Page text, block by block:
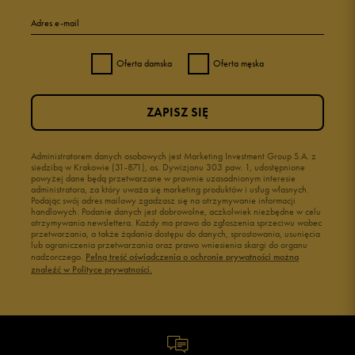
Adres e-mail
Oferta damska Oferta męska
Administratorem danych osobowych jest Marketing Investment Group S.A. z
siedzibą w Krakowie (31-871), os. Dywizjonu 303 paw. 1, udostępnione
powyżej dane będą przetwarzane w prawnie uzasadnionym interesie
administratora, za który uważa się marketing produktów i usług własnych.
Podając swój adres mailowy zgadzasz się na otrzymywanie informacji
handlowych. Podanie danych jest dobrowolne, aczkolwiek niezbędne w celu
otrzymywania newslettera. Każdy ma prawo do zgłoszenia sprzeciwu wobec
przetwarzania, a także żądania dostępu do danych, sprostowania, usunięcia
lub ograniczenia przetwarzania oraz prawo wniesienia skargi do organu
nadzorczego. Pełną treść oświadczenia o ochronie prywatności można
znaleźć w Polityce prywatności.
ZAPISZ SIĘ